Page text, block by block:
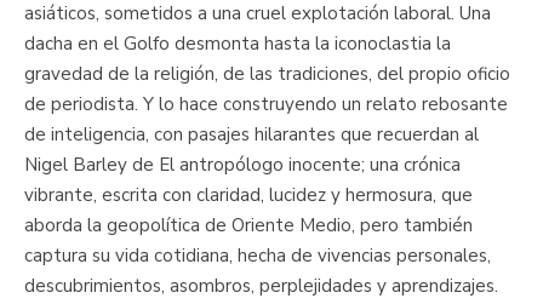
asiáticos, sometidos a una cruel explotación laboral. Una
dacha en el Golfo desmonta hasta la iconoclastia la
gravedad de la religión, de las tradiciones, del propio oficio
de periodista. Y lo hace construyendo un relato rebosante
de inteligencia, con pasajes hilarantes que recuerdan al
Nigel Barley de El antropólogo inocente; una crónica
vibrante, escrita con claridad, lucidez y hermosura, que
aborda la geopolítica de Oriente Medio, pero también
captura su vida cotidiana, hecha de vivencias personales,
descubrimientos, asombros, perplejidades y aprendizajes.